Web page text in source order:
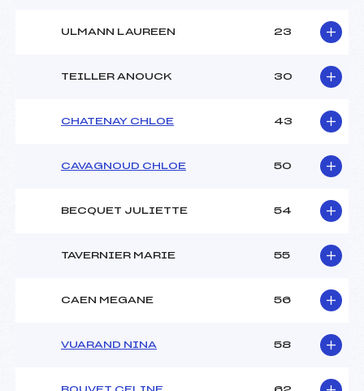
ULMANN LAUREEN 23
TEILLER ANOUCK 30
CHATENAY CHLOE 43
CAVAGNOUD CHLOE 50
BECQUET JULIETTE 54
TAVERNIER MARIE 55
CAEN MEGANE 56
VUARAND NINA 58